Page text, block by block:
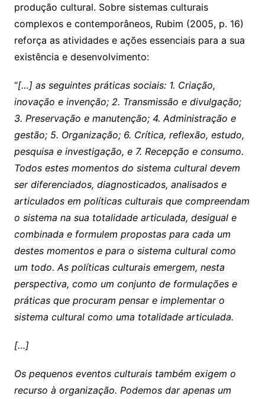
produção cultural. Sobre sistemas culturais
complexos e contemporâneos, Rubim (2005, p. 16)
reforça as atividades e ações essenciais para a sua
existência e desenvolvimento:
“[…] as seguintes práticas sociais: 1. Criação,
inovação e invenção; 2. Transmissão e divulgação;
3. Preservação e manutenção; 4. Administração e
gestão; 5. Organização; 6. Crítica, reflexão, estudo,
pesquisa e investigação, e 7. Recepção e consumo.
Todos estes momentos do sistema cultural devem
ser diferenciados, diagnosticados, analisados e
articulados em políticas culturais que compreendam
o sistema na sua totalidade articulada, desigual e
combinada e formulem propostas para cada um
destes momentos e para o sistema cultural como
um todo. As políticas culturais emergem, nesta
perspectiva, como um conjunto de formulações e
práticas que procuram pensar e implementar o
sistema cultural como uma totalidade articulada.
[…]
Os pequenos eventos culturais também exigem o
recurso à organização. Podemos dar apenas um